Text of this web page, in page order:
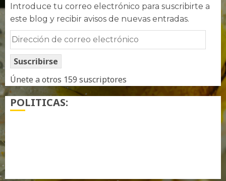
Introduce tu correo electrónico para suscribirte a
este blog y recibir avisos de nuevas entradas.
Dirección
de
correo
electrónico
Suscribirse
Únete a otros 159 suscriptores
POLITICAS: